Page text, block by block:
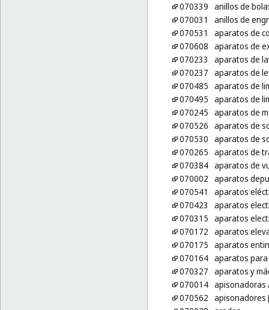
070339 anillos de
070031
anillos de
070531
aparatos de
070608 aparatos de
070233
aparatos de
070237 aparatos de
070485 aparatos de
070495 aparatos de
070245 aparatos de
070526 aparatos de
070530 aparatos de
070265 aparatos de
070384 aparatos de
070002 aparatos
070541
aparatos
070423
aparatos
070315 aparatos
070172 aparatos
070175 aparatos
070164 aparatos
070327 aparatos y
070014 apisonadoras
070562 apisonadores